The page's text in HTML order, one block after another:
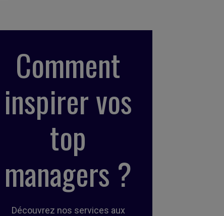
Comment
inspirer vos
top
managers ?
Découvrez nos services aux